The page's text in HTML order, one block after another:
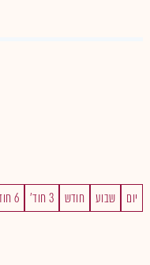
יום שבוע חודש 3 חוד' 6 חוד'